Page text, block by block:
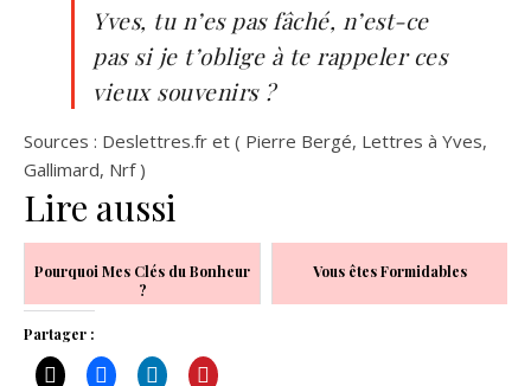
Yves, tu n’es pas fâché, n’est-ce
pas si je t’oblige à te rappeler ces
vieux souvenirs ?
Sources : Deslettres.fr et ( Pierre Bergé, Lettres à Yves,
Gallimard, Nrf )
Lire aussi
Pourquoi Mes Clés du Bonheur
?
Vous êtes Formidables
Partager :